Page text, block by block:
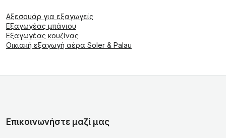
Αξεσουάρ για εξαγωγείς
Εξαγωγέας μπάνιου
Εξαγωγέας κουζίνας
Οικιακή εξαγωγή αέρα Soler & Palau
Επικοινωνήστε μαζί μας